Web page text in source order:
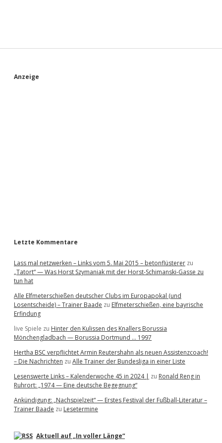
S
Anzeige
Letzte Kommentare
Lass mal netzwerken – Links vom 5. Mai 2015 – betonflüsterer zu
„Tatort“ — Was Horst Szymaniak mit der Horst-Schimanski-Gasse zu
tun hat
Alle Elfmeterschießen deutscher Clubs im Europapokal (und
Losentscheide) – Trainer Baade zu Elfmeterschießen, eine bayrische
Erfindung
live Spiele zu Hinter den Kulissen des Knallers Borussia
Mönchengladbach — Borussia Dortmund … 1997
Hertha BSC verpflichtet Armin Reutershahn als neuen Assistenzcoach!
– Die Nachrichten zu Alle Trainer der Bundesliga in einer Liste
Lesenswerte Links – Kalenderwoche 45 in 2024 | zu Ronald Reng in
Ruhrort: „1974 — Eine deutsche Begegnung“
Ankündigung: „Nachspielzeit“ — Erstes Festival der Fußball-Literatur –
Trainer Baade zu Lesetermine
Aktuell auf „In voller Länge“